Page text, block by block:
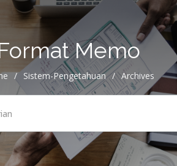
Memo
/ Sistem-Pengetahuan / Archives